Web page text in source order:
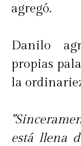
agregó.
Danilo
propias
la
está llena